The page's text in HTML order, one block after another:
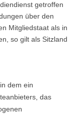
getroffen
über den
Mitgliedstaat als in
so gilt als Sitzland
dem ein
das